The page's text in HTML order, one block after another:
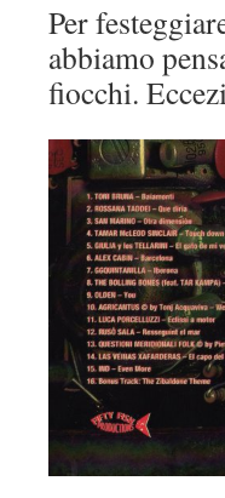
Per
abbiamo
fiocchi.